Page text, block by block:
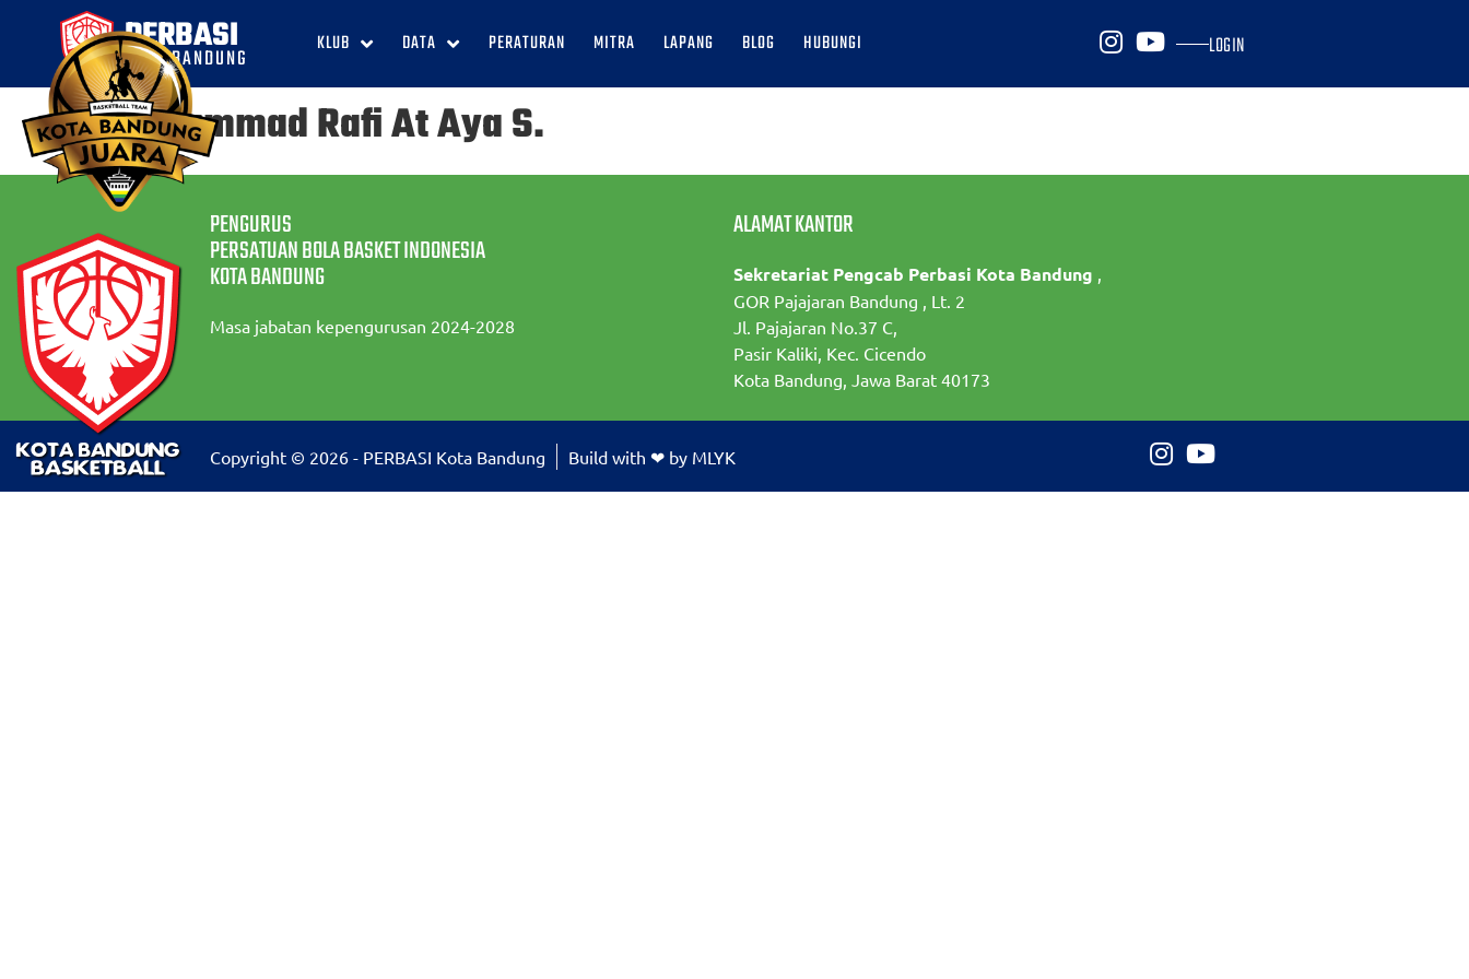
PERBASI
KOTA BANDUNG KLUB DATA PERATURAN MITRA LAPANG BLOG HUBUNGI LOGIN
Muhammad Rafi At Aya S.
PENGURUS
PERSATUAN BOLA BASKET INDONESIA
KOTA BANDUNG
Masa jabatan kepengurusan 2024-2028
ALAMAT KANTOR
Sekretariat Pengcab Perbasi Kota Bandung ,
GOR Pajajaran Bandung , Lt. 2
Jl. Pajajaran No.37 C,
Pasir Kaliki, Kec. Cicendo
Kota Bandung, Jawa Barat 40173
Copyright © 2026 - PERBASI Kota Bandung Build with ❤ by MLYK